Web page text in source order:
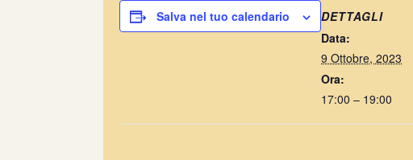
Salva nel tuo calendario
DETTAGLI
Data:
9 Ottobre, 2023
Ora:
17:00 – 19:00